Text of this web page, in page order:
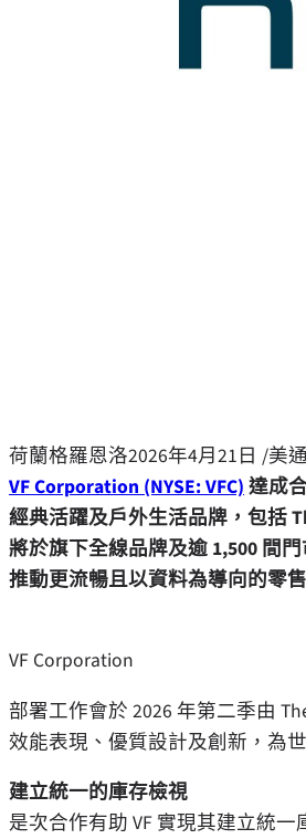
荷蘭格羅恩洛2026年4月21日 /美
VF Corporation (NYSE: VFC) 達成
經典活躍及戶外生活品牌，包括
將於旗下全線品牌及逾 1,500 間
推動更流暢且以資料為導向的零
VF Corporation
部署工作會於 2026 年第二季由
效能表現、優質設計及創新，為
建立統一的庫存檢視
是次合作有助 VF 實現其建立統